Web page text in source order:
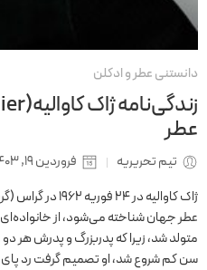
دانستنی عطر و ادکلن
عطر
تیم تحریریه
فروردین 19, 1403
ژاک کاوالیه در
عطر جهان شناخته می‌شود، از
متولد شد، زیرا كه پدربزرگ و پدرش هر
سن كم شروع شد، او تصمیم گرفت رد پای